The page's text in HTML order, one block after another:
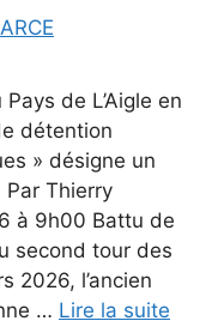
de L’Aigle en
détention
» désigne un
Par Thierry
à 9h00 Battu de
second tour des
2026, l’ancien
… Lire la suite